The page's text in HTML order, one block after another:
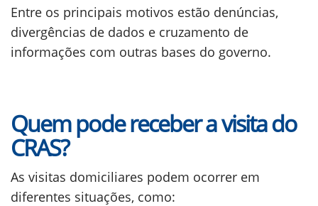
Entre os principais motivos estão denúncias,
divergências de dados e cruzamento de
informações com outras bases do governo.
Quem pode receber a visita do
CRAS?
As visitas domiciliares podem ocorrer em
diferentes situações, como: